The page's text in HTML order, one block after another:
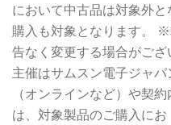
において中古品は対象外
購入も対象となります。
告なく変更する場合がご
主催はサムスン電子ジャ
（オンラインなど）や契
は、対象製品のご購入に